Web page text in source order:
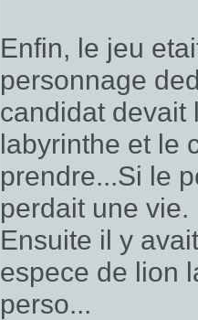
Enfin, le jeu
personnage
candidat devait
labyrinthe et le
prendre...Si le
perdait une vie.
Ensuite il y
espece de lion
perso...